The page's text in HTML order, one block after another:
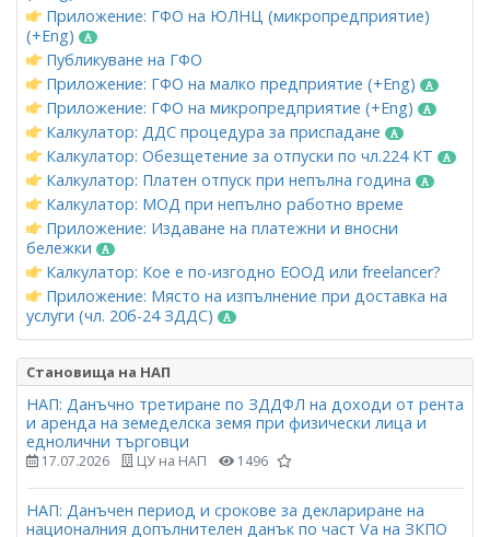
Приложение: ГФО на ЮЛНЦ (микропредприятие)
(+Eng)
Публикуване на ГФО
Приложение: ГФО на малко предприятие (+Eng)
Приложение: ГФО на микропредприятие (+Eng)
Калкулатор: ДДС процедура за приспадане
Калкулатор: Обезщетение за отпуски по чл.224 КТ
Калкулатор: Платен отпуск при непълна година
Калкулатор: МОД при непълно работно време
Приложение: Издаване на платежни и вносни
бележки
Калкулатор: Кое е по-изгодно ЕООД или freelancer?
Приложение: Място на изпълнение при доставка на
услуги (чл. 20б-24 ЗДДС)
Становища на НАП
НАП: Данъчно третиране по ЗДДФЛ на доходи от рента
и аренда на земеделска земя при физически лица и
еднолични търговци
17.07.2026 ЦУ на НАП 1496
НАП: Данъчен период и срокове за деклариране на
националния допълнителен данък по част Vа на ЗКПО